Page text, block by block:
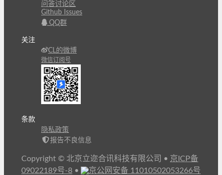
问答讨论区
Github Issues
QQ群
关注
CL的微博
微信订阅号
条款
隐私政策
报告不良信息
Copyright © 北京立迩合讯科技有限公司 • 京ICP备
09022189号-8 • 京公网安备 11010502053266号